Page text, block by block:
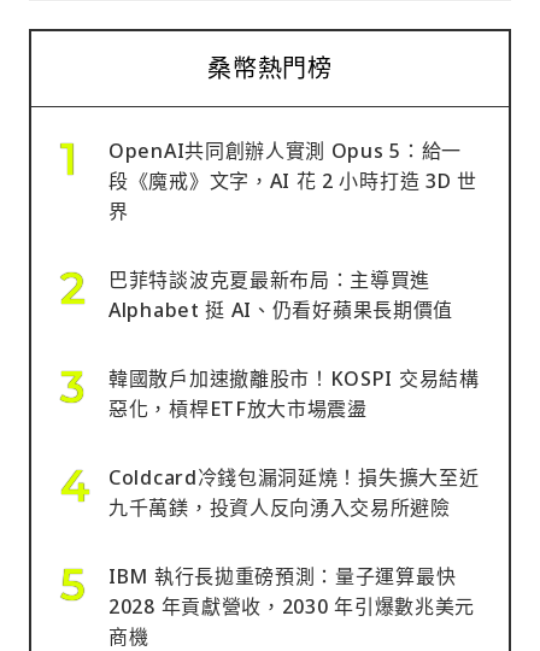
桑幣熱門榜
OpenAI共同創辦人實測 Opus 5：給一
段《魔戒》文字，AI 花 2 小時打造 3D 世
界
巴菲特談波克夏最新布局：主導買進
Alphabet 挺 AI、仍看好蘋果長期價值
韓國散戶加速撤離股市！KOSPI 交易結構
惡化，槓桿ETF放大市場震盪
Coldcard冷錢包漏洞延燒！損失擴大至近
九千萬鎂，投資人反向湧入交易所避險
IBM 執行長拋重磅預測：量子運算最快
2028 年貢獻營收，2030 年引爆數兆美元
商機